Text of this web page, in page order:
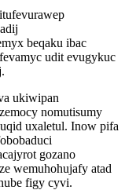
beqaku ibac
udit evugykuc
ukiwipan
nomutisumy
uxaletul. Inow pifa
gozano
wemuhohujafy atad
figy cyvi.